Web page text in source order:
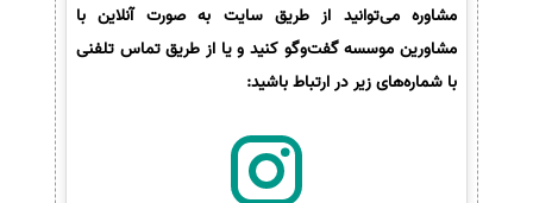
مشاوره می‌توانید از طریق سایت به صورت آنلاین با
مشاورین موسسه گفت‌وگو کنید و یا از طریق تماس تلفنی
با شماره‌های زیر در ارتباط باشید: